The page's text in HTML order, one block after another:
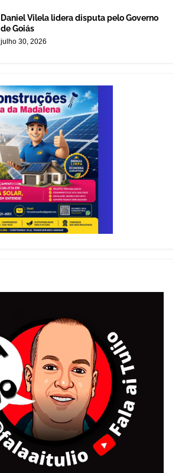
Daniel Vilela lidera disputa pelo Governo
de Goiás
julho 30, 2026